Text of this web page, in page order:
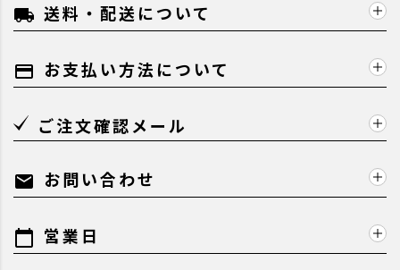
local_shipping 送料・配送について
payment お支払い方法について
ご注文確認メール
mail お問い合わせ
calendar_today 営業日